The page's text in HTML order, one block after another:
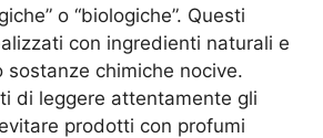
o “biologiche”. Questi
con ingredienti naturali e
sostanze chimiche nocive.
di leggere attentamente gli
prodotti con profumi